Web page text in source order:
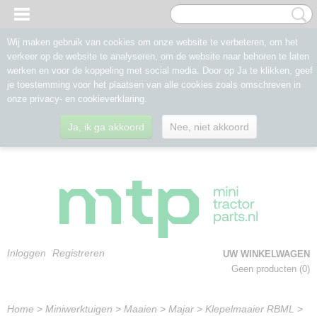
Inloggen Registreren
UW WINKELWAGEN
Geen producten (0)
Home > Miniwerktuigen > Maaien > Majar > Klepelmaaier RBML >
Wij maken gebruik van cookies om onze website te verbeteren, om het
verkeer op de website te analyseren, om de website naar behoren te laten
werken en voor de koppeling met social media. Door op Ja te klikken, geef
je toestemming voor het plaatsen van alle cookies zoals omschreven in
onze privacy- en cookieverklaring.
Ja, ik ga akkoord Nee, niet akkoord